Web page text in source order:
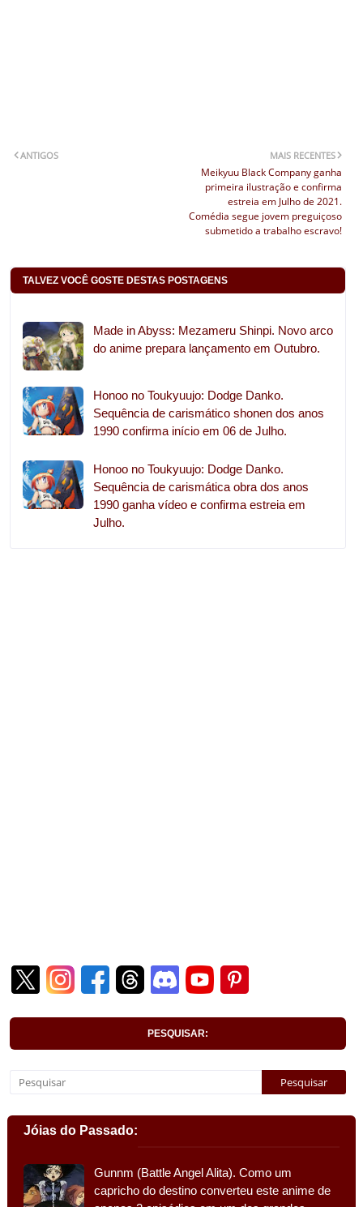
MAIS RECENTES
Meikyuu Black Company ganha
primeira ilustração e confirma
estreia em Julho de 2021.
Comédia segue jovem preguiçoso
submetido a trabalho escravo!
ANTIGOS
TALVEZ VOCÊ GOSTE DESTAS POSTAGENS
Made in Abyss: Mezameru Shinpi. Novo arco
do anime prepara lançamento em Outubro.
Honoo no Toukyuujo: Dodge Danko.
Sequência de carismático shonen dos anos
1990 confirma início em 06 de Julho.
Honoo no Toukyuujo: Dodge Danko.
Sequência de carismática obra dos anos
1990 ganha vídeo e confirma estreia em
Julho.
PESQUISAR:
Jóias do Passado:
Gunnm (Battle Angel Alita). Como um
capricho do destino converteu este anime de